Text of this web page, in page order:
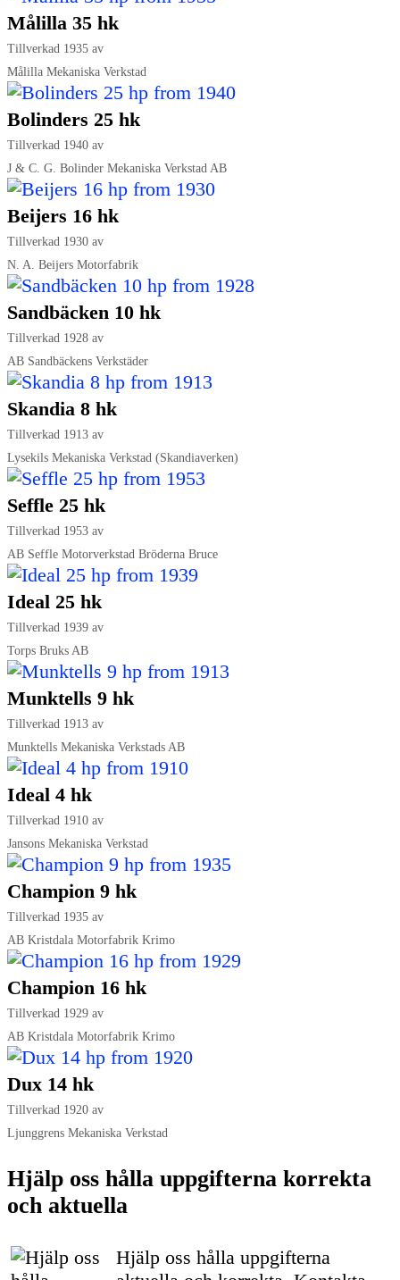
Målilla 35 hk
Tillverkad 1935 av
Målilla Mekaniska Verkstad
Bolinders 25 hk
Tillverkad 1940 av
J & C. G. Bolinder Mekaniska Verkstad AB
Beijers 16 hk
Tillverkad 1930 av
N. A. Beijers Motorfabrik
Sandbäcken 10 hk
Tillverkad 1928 av
AB Sandbäckens Verkstäder
Skandia 8 hk
Tillverkad 1913 av
Lysekils Mekaniska Verkstad (Skandiaverken)
Seffle 25 hk
Tillverkad 1953 av
AB Seffle Motorverkstad Bröderna Bruce
Ideal 25 hk
Tillverkad 1939 av
Torps Bruks AB
Munktells 9 hk
Tillverkad 1913 av
Munktells Mekaniska Verkstads AB
Ideal 4 hk
Tillverkad 1910 av
Jansons Mekaniska Verkstad
Champion 9 hk
Tillverkad 1935 av
AB Kristdala Motorfabrik Krimo
Champion 16 hk
Tillverkad 1929 av
AB Kristdala Motorfabrik Krimo
Dux 14 hk
Tillverkad 1920 av
Ljunggrens Mekaniska Verkstad
Hjälp oss hålla uppgifterna korrekta
och aktuella
Hjälp oss hålla uppgifterna